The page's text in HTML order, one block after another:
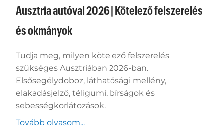
Ausztria autóval 2026 | Kötelező felszerelés
és okmányok
Tudja meg, milyen kötelező felszerelés
szükséges Ausztriában 2026-ban.
Elsősegélydoboz, láthatósági mellény,
elakadásjelző, téligumi, bírságok és
sebességkorlátozások.
Tovább olvasom...